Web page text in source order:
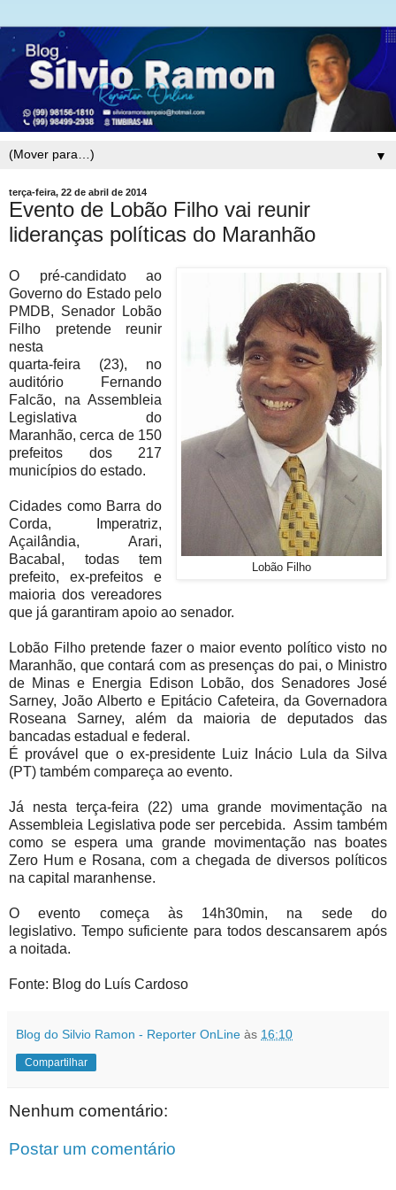
▼
terça-feira, 22 de abril de 2014
Evento de Lobão Filho vai reunir
lideranças políticas do Maranhão
Lobão Filho
O pré-candidato ao
Governo do Estado pelo
PMDB, Senador Lobão
Filho pretende reunir
nesta
quarta-feira (23), no
auditório Fernando
Falcão, na Assembleia
Legislativa do
Maranhão, cerca de 150
prefeitos dos 217
municípios do estado.
Cidades como Barra do
Corda, Imperatriz,
Açailândia, Arari,
Bacabal, todas tem
prefeito, ex-prefeitos e
maioria dos vereadores
que já garantiram apoio ao senador.
Lobão Filho pretende fazer o maior evento político visto no
Maranhão, que contará com as presenças do pai, o Ministro
de Minas e Energia Edison Lobão, dos Senadores José
Sarney, João Alberto e Epitácio Cafeteira, da Governadora
Roseana Sarney, além da maioria de deputados das
bancadas estadual e federal.
É provável que o ex-presidente Luiz Inácio Lula da Silva
(PT) também compareça ao evento.
Já nesta terça-feira (22) uma grande movimentação na
Assembleia Legislativa pode ser percebida. Assim também
como se espera uma grande movimentação nas boates
Zero Hum e Rosana, com a chegada de diversos políticos
na capital maranhense.
O evento começa às 14h30min, na sede do
legislativo. Tempo suficiente para todos descansarem após
a noitada.
Fonte: Blog do Luís Cardoso
Blog do Silvio Ramon - Reporter OnLine às 16:10
Compartilhar
Nenhum comentário:
Postar um comentário